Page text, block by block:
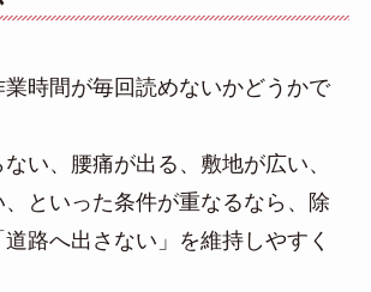
時間が毎回読めないかどうかで
い、腰痛が出る、敷地が広い、
といった条件が重なるなら、除
路へ出さない」を維持しやすく